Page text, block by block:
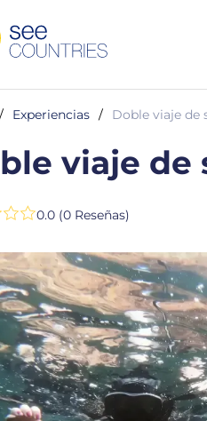
/ Experiencias / Doble viaje de
viaje de
0.0 (0 Reseñas)